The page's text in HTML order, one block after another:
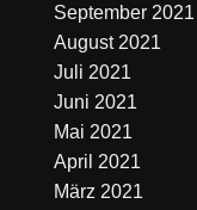
September 2021
August 2021
Juli 2021
Juni 2021
Mai 2021
April 2021
März 2021